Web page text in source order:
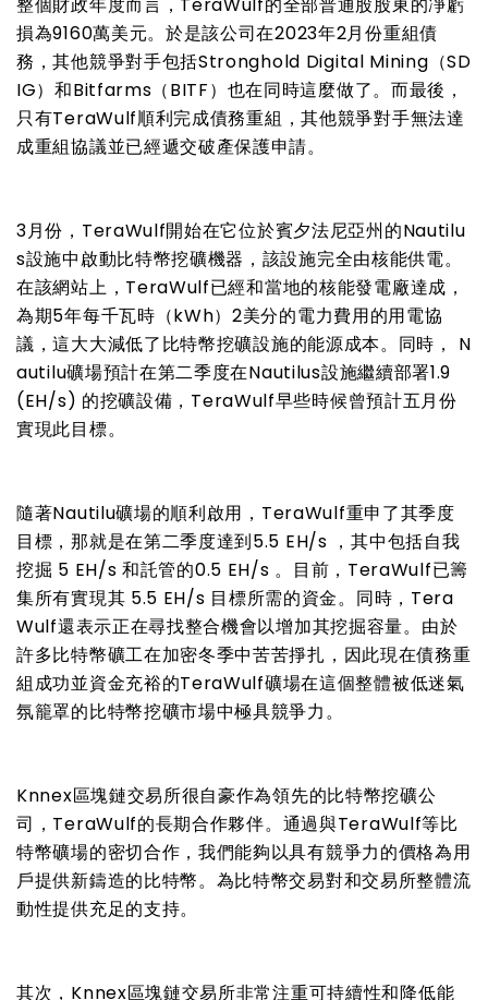
損為9160萬美元。於是該公司在2023年2月份重組債
務，其他競爭對手包括Stronghold Digital Mining（SD
IG）和Bitfarms（BITF）也在同時這麼做了。而最後，
只有TeraWulf順利完成債務重組，其他競爭對手無法達
成重組協議並已經遞交破產保護申請。
3月份，TeraWulf開始在它位於賓夕法尼亞州的Nautilu
s設施中啟動比特幣挖礦機器，該設施完全由核能供電。
在該網站上，TeraWulf已經和當地的核能發電廠達成 ，
為期5年每千瓦時（kWh）2美分的電力費用的用電協
議，這大大減低了比特幣挖礦設施的能源成本。 同時，
N
autilu礦場預計在第二季度在Nautilus設施繼續部署1.9
(EH/s) 的挖礦設備，TeraWulf早些時候曾預計五月份
實現此目標。
隨著Nautilu礦場的順利啟用，TeraWulf重申了其季度
目標，那就是在第二季度達到5.5 EH/s ，其中包括自我
挖掘 5 EH/s 和託管的0.5 EH/s 。目前，TeraWulf已籌
集所有實現其 5.5 EH/s 目標所需的資金。同時，Tera
Wulf還表示正在尋找整合機會以增加其挖掘容量。由於
許多比特幣礦工在加密冬季中苦苦掙扎，因此現在債務重
組成功並資金充裕的TeraWulf礦場在這個整體被低迷氣
氛籠罩的比特幣挖礦市場中極具競爭力。
Knnex區塊鏈交易所很自豪作為領先的比特幣挖礦公
司，TeraWulf的長期合作夥伴。通過與TeraWulf等比
特幣礦場的密切合作，我們能夠以具有競爭力的價格為用
戶提供新鑄造的比特幣。為比特幣交易對和交易所整體流
動性提供充足的支持。
其次，Knnex區塊鏈交易所非常注重可持續性和降低能